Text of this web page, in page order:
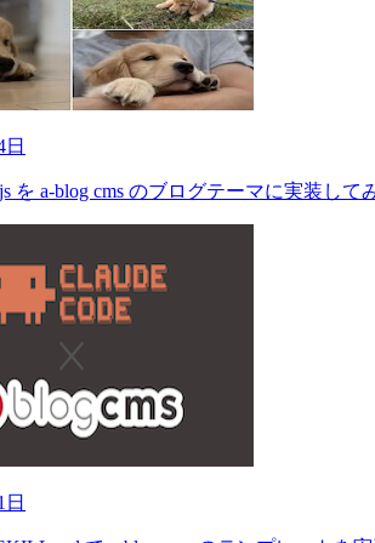
を a-blog cms のブログテーマに実装して